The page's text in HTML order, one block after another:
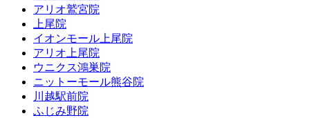
アリオ鷲宮院
上尾院
イオンモール上尾院
アリオ上尾院
ウニクス鴻巣院
ニットーモール熊谷院
川越駅前院
ふじみ野院